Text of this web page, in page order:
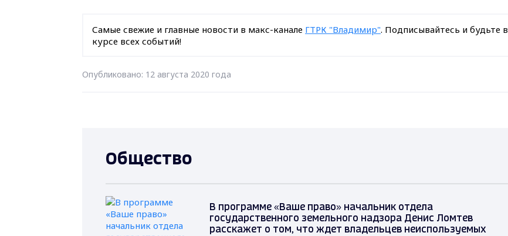
Самые свежие и главные новости в макс-канале ГТРК "Владимир". Подписывайтесь и будьте в
курсе всех событий!
Опубликовано: 12 августа 2020 года
Общество
В программе «Ваше право» начальник отдела
государственного земельного надзора Денис Ломтев
расскажет о том, что ждет владельцев неиспользуемых